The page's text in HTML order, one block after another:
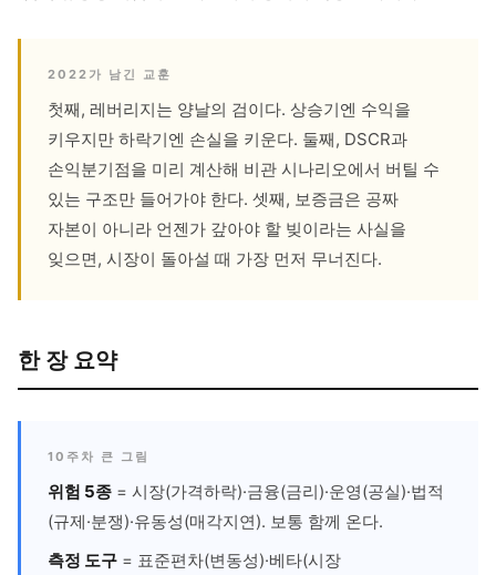
2022가 남긴 교훈
첫째, 레버리지는 양날의 검이다. 상승기엔 수익을
키우지만 하락기엔 손실을 키운다. 둘째, DSCR과
손익분기점을 미리 계산해 비관 시나리오에서 버틸 수
있는 구조만 들어가야 한다. 셋째, 보증금은 공짜
자본이 아니라 언젠가 갚아야 할 빚이라는 사실을
잊으면, 시장이 돌아설 때 가장 먼저 무너진다.
한 장 요약
10주차 큰 그림
위험 5종 = 시장(가격하락)·금융(금리)·운영(공실)·법적
(규제·분쟁)·유동성(매각지연). 보통 함께 온다.
측정 도구 = 표준편차(변동성)·베타(시장